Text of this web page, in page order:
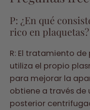
P: ¿En qué
rico en plaquetas?
R: El tratamiento
utiliza el propio
para mejorar la
obtiene a través de
posterior